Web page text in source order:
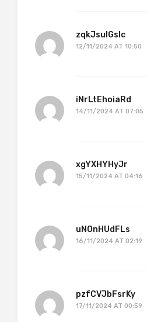
zqkJsulGsIc
12/11/2024 AT 10:50
iNrLtEhoiaRd
14/11/2024 AT 07:05
xgYXHYHyJr
15/11/2024 AT 04:16
uNOnHUdFLs
16/11/2024 AT 02:19
pzfCVJbFsrKy
17/11/2024 AT 00:59